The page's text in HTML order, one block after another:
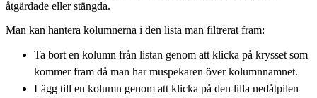
åtgärdade eller stängda.
Man kan hantera kolumnerna i den lista man filtrerat fram:
Ta bort en kolumn från listan genom att klicka på krysset som
kommer fram då man har muspekaren över kolumnnamnet.
Lägg till en kolumn genom att klicka på den lilla nedåtpilen